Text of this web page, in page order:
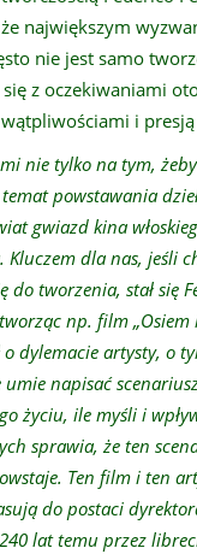
największym
nie jest samo
z oczekiwaniami
i presją
mi nie tylko na tym, żeby
powstawania
gwiazd kina
Kluczem dla nas, jeśli
do tworzenia, stał się
np. film „Osiem i
o dylemacie artysty, o
umie napisać
życiu, ile myśli i
sprawia, że ten
Ten film i ten
do postaci
lat temu przez